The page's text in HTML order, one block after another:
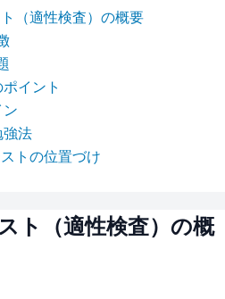
（適性検査）の概要
イント
ン
強法
トの位置づけ
ト（適性検査）の概